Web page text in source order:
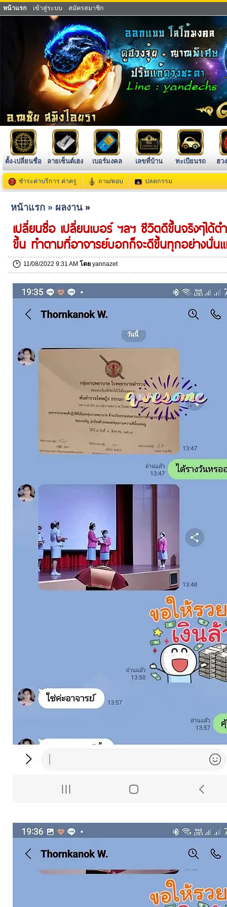
หน้าแรก เข้าสู่ระบบ สมัครสมาชิก
ตั้ง-เปลี่ยนชื่อ ลายเซ็นต์เฮง เบอร์มงคล เลขที่บ้าน ทะเบียนรถ ฮว
ชำระค่าบริการ ค่าครู ถาม/ตอบ ปลดกรรม
หน้าแรก » ผลงาน »
เปลี่ยนชื่อ เปลี่ยนเบอร์ ฯลฯ ชีวิตดีขึ้นจริงๆได้
ขึ้น ทำตามที่อาจารย์บอกก็จะดีขึ้นทุกอย่างนั่นแ
11/08/2022 9:31 AM โดย yannazet